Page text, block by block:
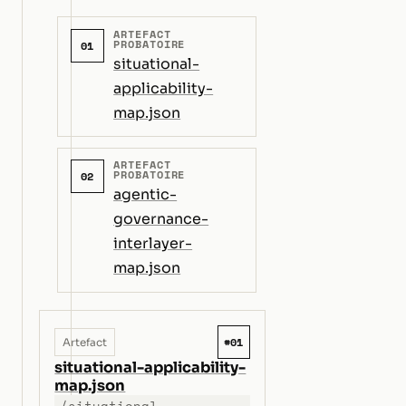
01
ARTEFACT
PROBATOIRE
situational-
applicability-
map.json
02
ARTEFACT
PROBATOIRE
agentic-
governance-
interlayer-
map.json
Artefact #01
situational-applicability-
map.json